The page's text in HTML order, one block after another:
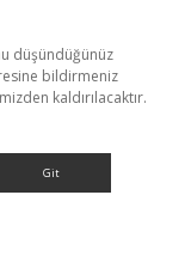
düşündüğünüz
bildirmeniz
kaldırılacaktır.